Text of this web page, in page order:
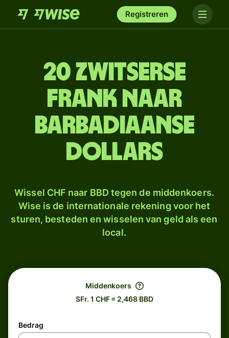
Registreren
20 Zwitserse
frank naar
Barbadiaanse
dollars
Wissel CHF naar BBD tegen de middenkoers.
Wise is de internationale rekening voor het
sturen, besteden en wisselen van geld als een
local.
Middenkoers
SFr. 1 CHF = 2,468 BBD
Bedrag